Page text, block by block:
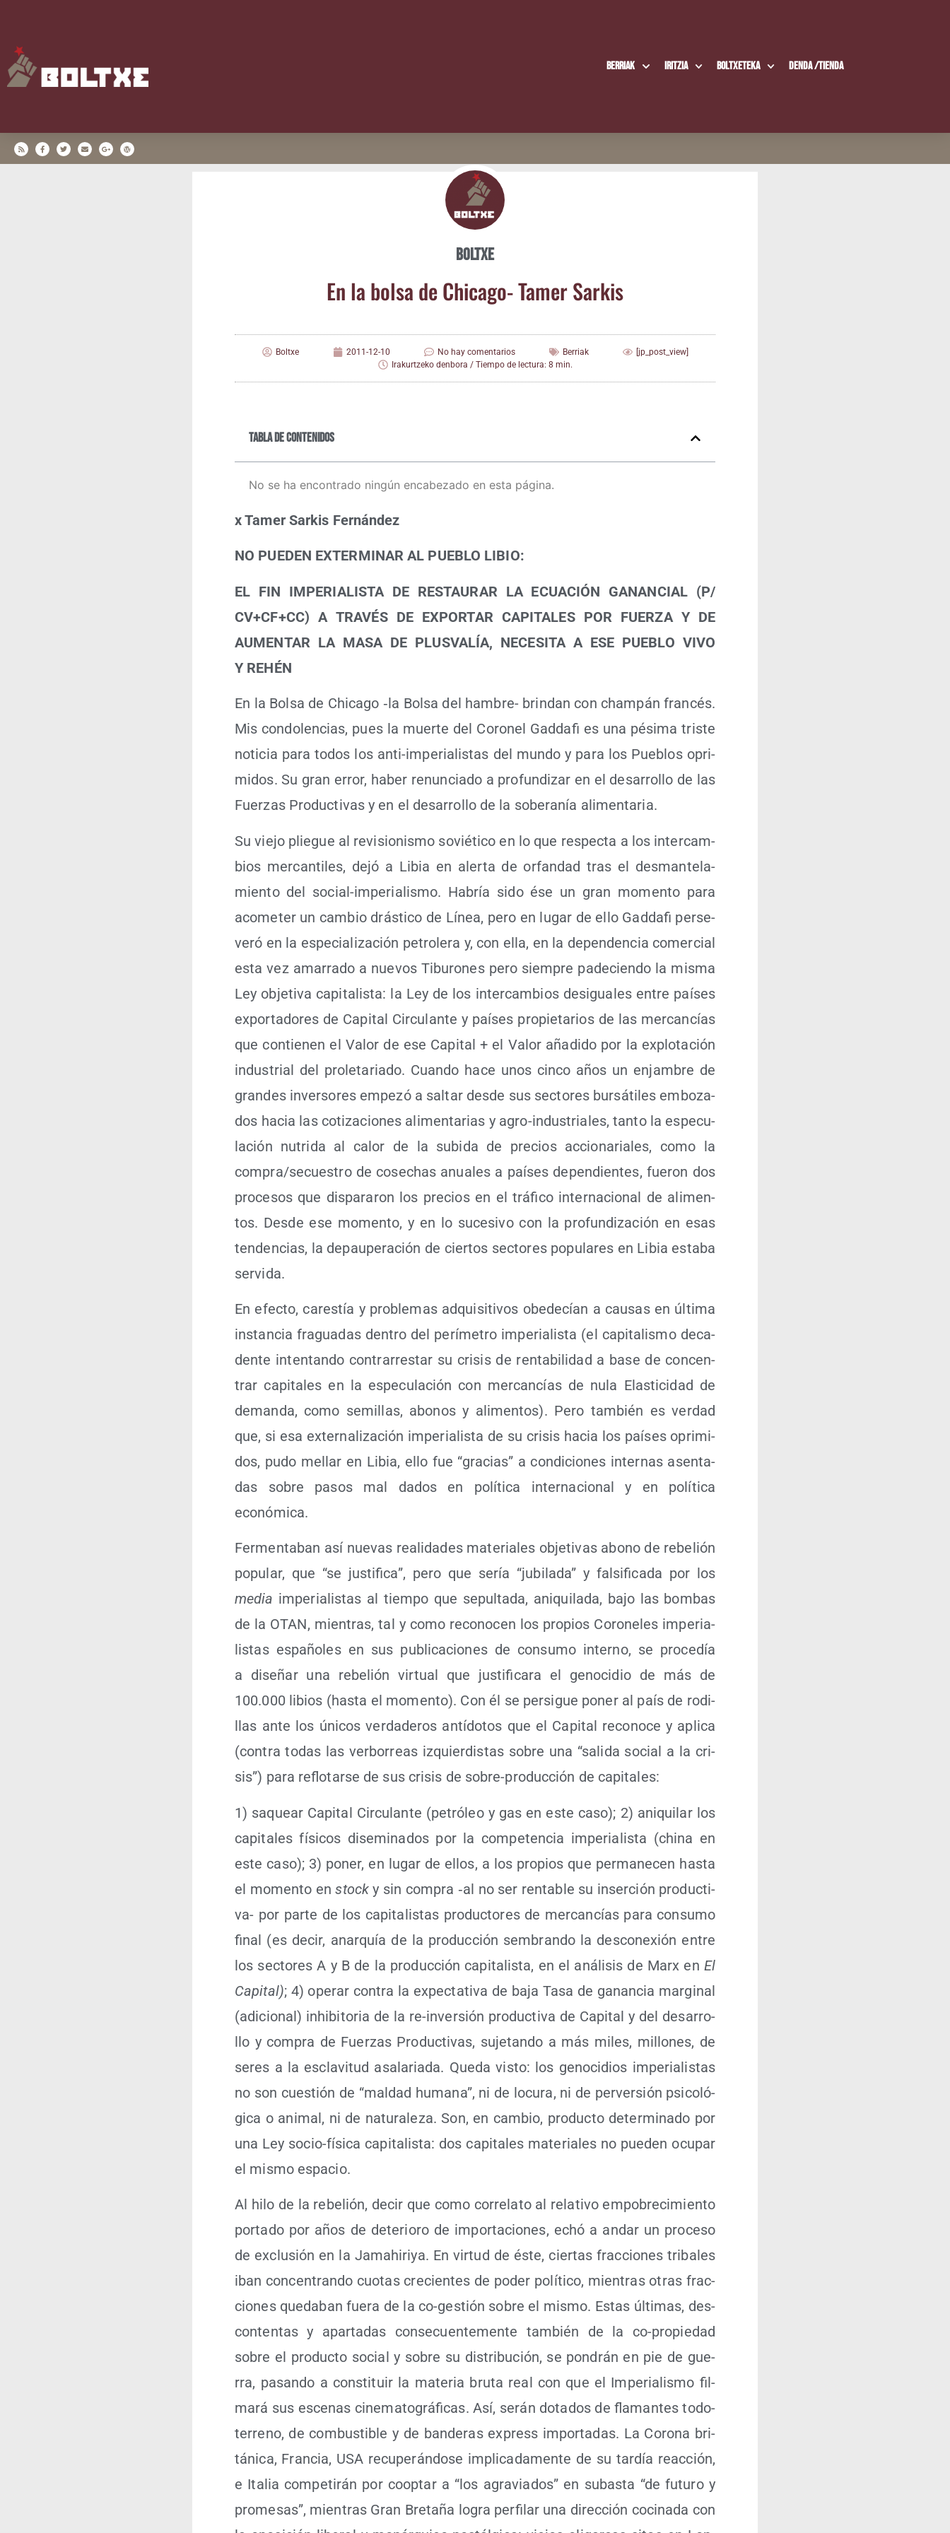
Berriak Iritzia Boltxe­te­ka Den­da /​Tien­da
Boltxe
En la bol­sa de Chica­go- Tamer Sarkis
Boltxe 2011-12-10 No hay comentarios Berriak
[jp_post_view]
Irakurtzeko denbora / Tiempo de lectura: 8 min.
Tabla de contenidos
No se ha encontrado ningún encabezado en esta página.
x Tamer Sar­kis Fernández
NO PUEDEN EXTERMINAR AL PUEBLO LIBIO:
EL FIN IMPERIALISTA DE RESTAURAR LA ECUACIÓN GANANCIAL (P/​
CV+CF+CC) A TRAVÉS DE EXPORTAR CAPITALES POR FUERZA Y DE
AUMENTAR LA MASA DE PLUSVALÍA, NECESITA A ESE PUEBLO VIVO
Y REHÉN
En la Bol­sa de Chica­go ‑la Bol­sa del ham­bre- brin­dan con cham­pán fran­cés.
Mis con­do­len­cias, pues la muer­te del Coro­nel Gad­da­fi es una pési­ma tris­te
noti­cia para todos los anti-impe­ria­lis­tas del mun­do y para los Pue­blos opri­
mi­dos. Su gran error, haber renun­cia­do a pro­fun­di­zar en el desa­rro­llo de las
Fuer­zas Pro­duc­ti­vas y en el desa­rro­llo de la sobe­ra­nía alimentaria.
Su vie­jo plie­gue al revi­sio­nis­mo sovié­ti­co en lo que res­pec­ta a los inter­cam­
bios mer­can­ti­les, dejó a Libia en aler­ta de orfan­dad tras el des­man­te­la­
mien­to del social-impe­ria­lis­mo. Habría sido ése un gran momen­to para
aco­me­ter un cam­bio drás­ti­co de Línea, pero en lugar de ello Gad­da­fi per­se­
ve­ró en la espe­cia­li­za­ción petro­le­ra y, con ella, en la depen­den­cia comer­cial
esta vez ama­rra­do a nue­vos Tibu­ro­nes pero siem­pre pade­cien­do la mis­ma
Ley obje­ti­va capi­ta­lis­ta: la Ley de los inter­cam­bios des­igua­les entre paí­ses
expor­ta­do­res de Capi­tal Cir­cu­lan­te y paí­ses pro­pie­ta­rios de las mer­can­cías
que con­tie­nen el Valor de ese Capi­tal + el Valor aña­di­do por la explo­ta­ción
indus­trial del pro­le­ta­ria­do. Cuan­do hace unos cin­co años un enjam­bre de
gran­des inver­so­res empe­zó a sal­tar des­de sus sec­to­res bur­sá­ti­les embo­za­
dos hacia las coti­za­cio­nes ali­men­ta­rias y agro-indus­tria­les, tan­to la espe­cu­
la­ción nutri­da al calor de la subi­da de pre­cios accio­na­ria­les, como la
compra/​secuestro de cose­chas anua­les a paí­ses depen­dien­tes, fue­ron dos
pro­ce­sos que dis­pa­ra­ron los pre­cios en el trá­fi­co inter­na­cio­nal de ali­men­
tos. Des­de ese momen­to, y en lo suce­si­vo con la pro­fun­di­za­ción en esas
ten­den­cias, la depau­pe­ra­ción de cier­tos sec­to­res popu­la­res en Libia esta­ba
servida.
En efec­to, cares­tía y pro­ble­mas adqui­si­ti­vos obe­de­cían a cau­sas en últi­ma
ins­tan­cia fra­gua­das den­tro del perí­me­tro impe­ria­lis­ta (el capi­ta­lis­mo deca­
den­te inten­tan­do con­tra­rres­tar su cri­sis de ren­ta­bi­li­dad a base de con­cen­
trar capi­ta­les en la espe­cu­la­ción con mer­can­cías de nula Elas­ti­ci­dad de
deman­da, como semi­llas, abo­nos y ali­men­tos). Pero tam­bién es ver­dad
que, si esa exter­na­li­za­ción impe­ria­lis­ta de su cri­sis hacia los paí­ses opri­mi­
dos, pudo mellar en Libia, ello fue “gra­cias” a con­di­cio­nes inter­nas asen­ta­
das sobre pasos mal dados en polí­ti­ca inter­na­cio­nal y en polí­ti­ca
económica.
Fer­men­ta­ban así nue­vas reali­da­des mate­ria­les obje­ti­vas abono de rebe­lión
popu­lar, que “se jus­ti­fi­ca”, pero que sería “jubi­la­da” y fal­si­fi­ca­da por los
media impe­ria­lis­tas al tiem­po que sepul­ta­da, ani­qui­la­da, bajo las bom­bas
de la OTAN, mien­tras, tal y como reco­no­cen los pro­pios Coro­ne­les impe­ria­
lis­tas espa­ño­les en sus publi­ca­cio­nes de con­su­mo interno, se pro­ce­día
a dise­ñar una rebe­lión vir­tual que jus­ti­fi­ca­ra el geno­ci­dio de más de
100.000 libios (has­ta el momen­to). Con él se per­si­gue poner al país de rodi­
llas ante los úni­cos ver­da­de­ros antí­do­tos que el Capi­tal reco­no­ce y apli­ca
(con­tra todas las ver­bo­rreas izquier­dis­tas sobre una “sali­da social a la cri­
sis”) para reflo­tar­se de sus cri­sis de sobre-pro­duc­ción de capitales:
1) saquear Capi­tal Cir­cu­lan­te (petró­leo y gas en este caso); 2) ani­qui­lar los
capi­ta­les físi­cos dise­mi­na­dos por la com­pe­ten­cia impe­ria­lis­ta (chi­na en
este caso); 3) poner, en lugar de ellos, a los pro­pios que per­ma­ne­cen has­ta
el momen­to enstocky sin com­pra ‑al no ser ren­ta­ble su inser­ción pro­duc­ti­
va- por par­te de los capi­ta­lis­tas pro­duc­to­res de mer­can­cías para con­su­mo
final (es decir, anar­quía de la pro­duc­ción sem­bran­do la des­co­ne­xión entre
los sec­to­res A y B de la pro­duc­ción capi­ta­lis­ta, en el aná­li­sis de Marx en El
Capi­tal); 4) ope­rar con­tra la expec­ta­ti­va de baja Tasa de ganan­cia mar­gi­nal
(adi­cio­nal) inhi­bi­to­ria de la re-inver­sión pro­duc­ti­va de Capi­tal y del desa­rro­
llo y com­pra de Fuer­zas Pro­duc­ti­vas, suje­tan­do a más miles, millo­nes, de
seres a la escla­vi­tud asa­la­ria­da. Que­da vis­to: los geno­ci­dios impe­ria­lis­tas
no son cues­tión de “mal­dad huma­na”, ni de locu­ra, ni de per­ver­sión psi­co­ló­
gi­ca o ani­mal, ni de natu­ra­le­za. Son, en cam­bio, pro­duc­to deter­mi­na­do por
una Ley socio-físi­ca capi­ta­lis­ta: dos capi­ta­les mate­ria­les no pue­den ocu­par
el mis­mo espacio.
Al hilo de la rebe­lión, decir que como corre­la­to al rela­ti­vo empo­bre­ci­mien­to
por­ta­do por años de dete­rio­ro de impor­ta­cio­nes, echó a andar un pro­ce­so
de exclu­sión en la Jamahi­ri­ya. En vir­tud de éste, cier­tas frac­cio­nes tri­ba­les
iban con­cen­tran­do cuo­tas cre­cien­tes de poder polí­ti­co, mien­tras otras frac­
cio­nes que­da­ban fue­ra de la co-ges­tión sobre el mis­mo. Estas últi­mas, des­
con­ten­tas y apar­ta­das con­se­cuen­te­men­te tam­bién de la co-pro­pie­dad
sobre el pro­duc­to social y sobre su dis­tri­bu­ción, se pon­drán en pie de gue­
rra, pasan­do a cons­ti­tuir la mate­ria bru­ta real con que el Impe­ria­lis­mo fil­
ma­rá sus esce­nas cine­ma­to­grá­fi­cas. Así, serán dota­dos de fla­man­tes todo-
terreno, de com­bus­ti­ble y de ban­de­ras express impor­ta­das. La Coro­na bri­
tá­ni­ca, Fran­cia, USA recu­pe­rán­do­se impli­ca­da­men­te de su tar­día reac­ción,
e Ita­lia com­pe­ti­rán por coop­tar a “los agra­via­dos” en subas­ta “de futu­ro y
pro­me­sas”, mien­tras Gran Bre­ta­ña logra per­fi­lar una direc­ción coci­na­da con